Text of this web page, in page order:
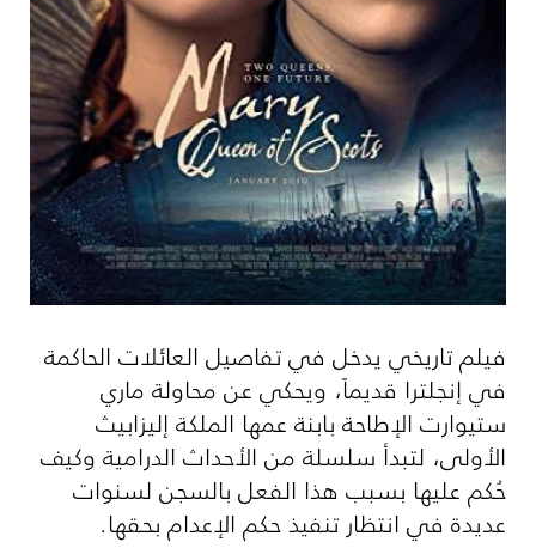
فيلم تاريخي يدخل في تفاصيل العائلات الحاكمة
في إنجلترا قديماً، ويحكي عن محاولة ماري
ستيوارت الإطاحة بابنة عمها الملكة إليزابيث
الأولى، لتبدأ سلسلة من الأحداث الدرامية وكيف
حُكم عليها بسبب هذا الفعل بالسجن لسنوات
عديدة في انتظار تنفيذ حكم الإعدام بحقها.